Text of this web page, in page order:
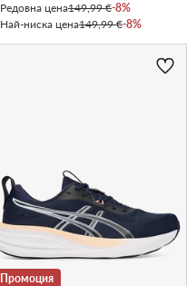
Редовна цена149,99 €-8%
Най-ниска цена149,99 €-8%
Промоция